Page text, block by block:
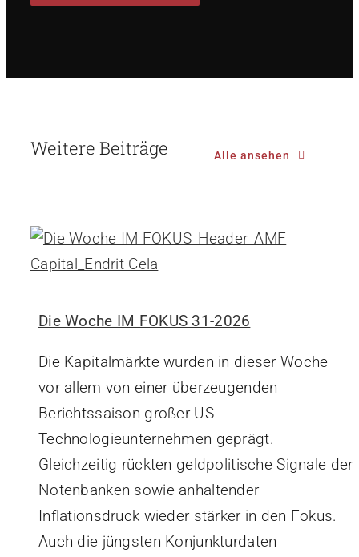
Weitere Beiträge Alle ansehen
Die Woche IM FOKUS 31-2026
Die Kapitalmärkte wurden in dieser Woche
vor allem von einer überzeugenden
Berichtssaison großer US-
Technologieunternehmen geprägt.
Gleichzeitig rückten geldpolitische Signale der
Notenbanken sowie anhaltender
Inflationsdruck wieder stärker in den Fokus.
Auch die jüngsten Konjunkturdaten